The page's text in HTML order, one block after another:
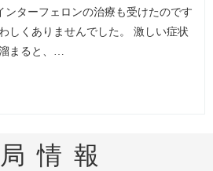
ンターフェロンの治療も受けたのです
しくありませんでした。 激しい症状
まると、…
情報